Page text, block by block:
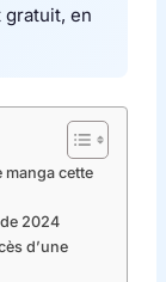
en
manga cette
2024
d’une